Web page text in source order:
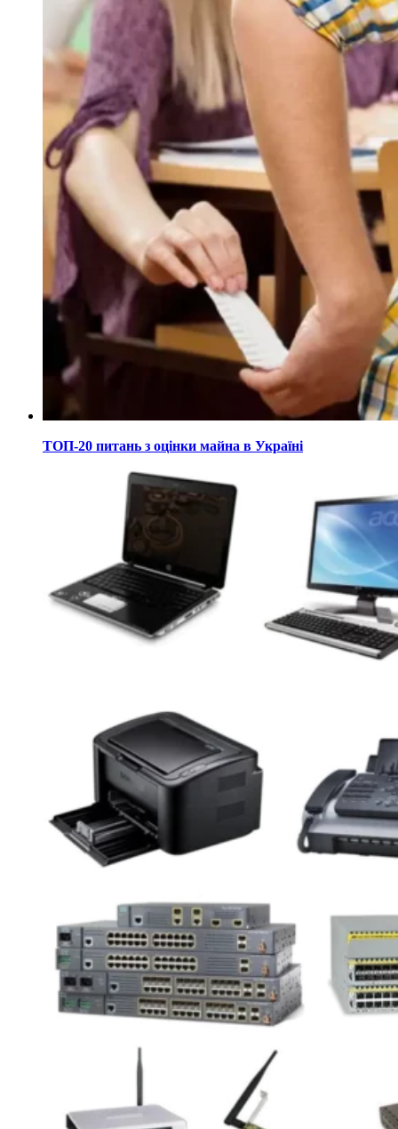
ТОП-20 питань з оцінки майна в Україні